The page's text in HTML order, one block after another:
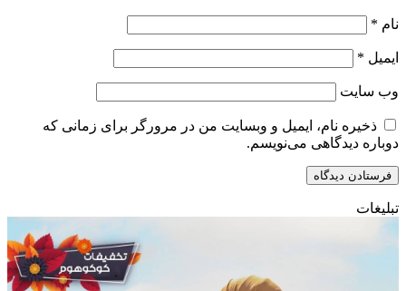
نام *
ایمیل *
وب‌ سایت
ذخیره نام، ایمیل و وبسایت من در مرورگر برای زمانی که
دوباره دیدگاهی می‌نویسم.
تبلیغات